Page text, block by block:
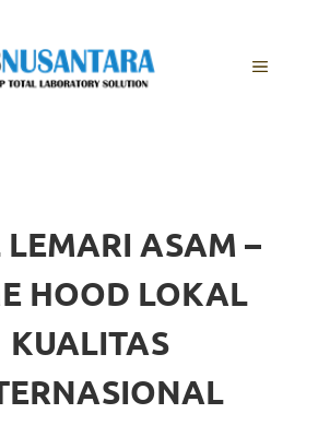
ASAM –
HOOD LOKAL
KUALITAS